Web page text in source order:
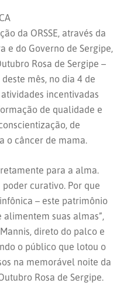
da ORSSE, através da
e do Governo de Sergipe,
Rosa de Sergipe –
mês, no dia 4 de
incentivadas
de qualidade e
de
o câncer de mama.
para a alma.
curativo. Por que
– este patrimônio
suas almas”,
direto do palco e
o público que lotou o
na memorável noite da
Rosa de Sergipe.